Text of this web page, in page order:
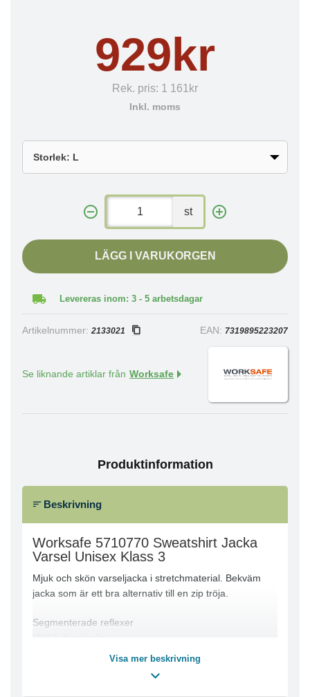
929kr
Rek. pris: 1 161kr
Inkl. moms
st
LÄGG I VARUKORGEN
Levereras inom: 3 - 5 arbetsdagar
Artikelnummer: 2133021 EAN: 7319895223207
Se liknande artiklar från Worksafe
Produktinformation
Beskrivning
Worksafe 5710770 Sweatshirt Jacka
Varsel Unisex Klass 3
Mjuk och skön varseljacka i stretchmaterial. Bekväm
jacka som är ett bra alternativ till en zip tröja.
Segmenterade reflexer
YKK®-dragkedja
Bröstficka och framfickor med dragkedja
Visa mer beskrivning